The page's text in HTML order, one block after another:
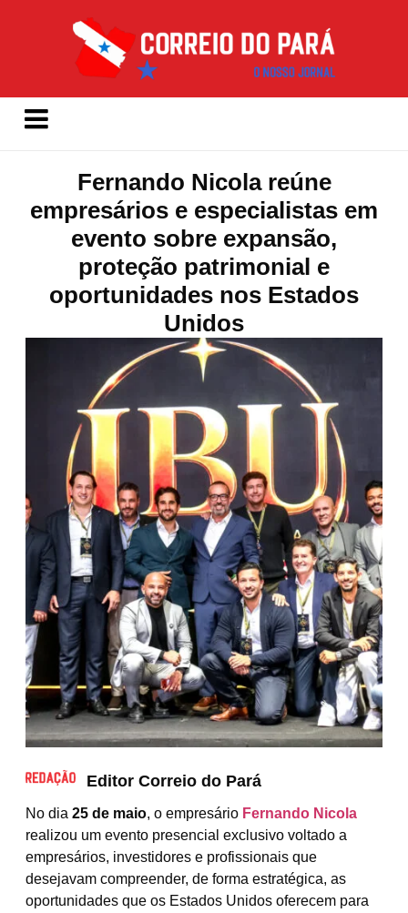
Fernando Nicola reúne
empresários e especialistas em
evento sobre expansão,
proteção patrimonial e
oportunidades nos Estados
Unidos
Editor Correio do Pará
No dia 25 de maio, o empresário Fernando Nicola
realizou um evento presencial exclusivo voltado a
empresários, investidores e profissionais que
desejavam compreender, de forma estratégica, as
oportunidades que os Estados Unidos oferecem para